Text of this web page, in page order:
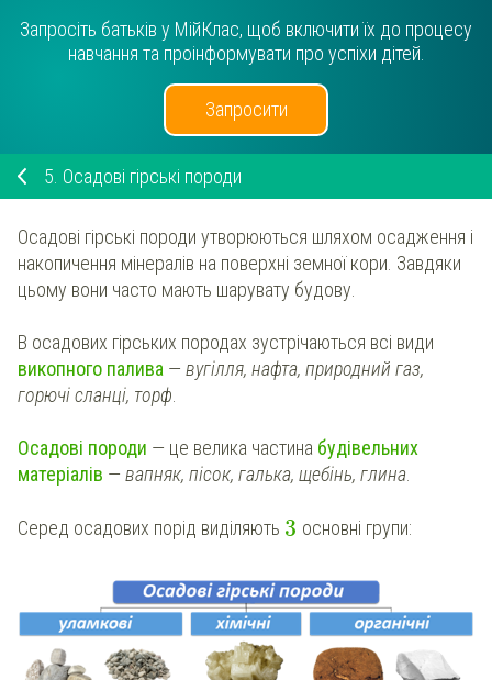
Запросіть батьків у МійКлас, щоб включити їх до процесу
навчання та проінформувати про успіхи дітей.
Запросити
5. Осадові гірські породи
Осадові гірські породи утворюються шляхом осадження і
накопичення мінералів на поверхні земної кори. Завдяки
цьому вони часто мають шарувату будову.
В осадових гірських породах зустрічаються всі види
викопного палива — вугілля, нафта, природний газ,
горючі сланці, торф.
Осадові породи — це велика частина будівельних
матеріалів — вапняк, пісок, галька, щебінь, глина.
Серед осадових порід виділяють 3 основні групи: